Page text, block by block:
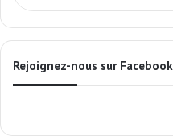
Rejoignez-nous sur Facebook